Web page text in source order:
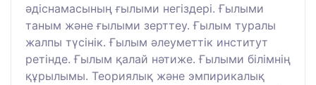
әдіснамасының ғылыми негіздері. Ғылыми
таным және ғылыми зерттеу. Ғылым туралы
жалпы түсінік. Ғылым әлеуметтік институт
ретінде. Ғылым қалай нәтиже. Ғылыми білімнің
құрылымы. Теориялық және эмпирикалық